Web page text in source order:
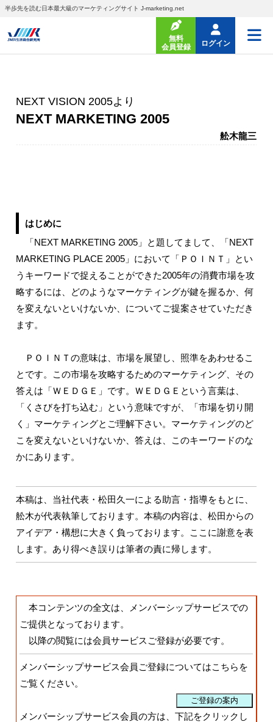
半歩先を読む日本最大級のマーケティングサイト J-marketing.net
無料
会員登録
ログイン
NEXT VISION 2005より
NEXT MARKETING 2005
舩木龍三
はじめに
「NEXT MARKETING 2005」と題してまして、「NEXT
MARKETING PLACE 2005」において「ＰＯＩＮＴ」とい
うキーワードで捉えることができた2005年の消費市場を攻
略するには、どのようなマーケティングが鍵を握るか、何
を変えないといけないか、についてご提案させていただき
ます。
ＰＯＩＮＴの意味は、市場を展望し、照準をあわせるこ
とです。この市場を攻略するためのマーケティング、その
答えは「ＷＥＤＧＥ」です。ＷＥＤＧＥという言葉は、
「くさびを打ち込む」という意味ですが、「市場を切り開
く」マーケティングとご理解下さい。マーケティングのど
こを変えないといけないか、答えは、このキーワードのな
かにあります。
本稿は、当社代表・松田久一による助言・指導をもとに、
舩木が代表執筆しております。本稿の内容は、松田からの
アイデア・構想に大きく負っております。ここに謝意を表
します。あり得べき誤りは筆者の責に帰します。
本コンテンツの全文は、メンバーシップサービスでの
ご提供となっております。
以降の閲覧には会員サービスご登録が必要です。
メンバーシップサービス会員ご登録についてはこちらを
ご覧ください。
メンバーシップサービス会員の方は、下記をクリックし